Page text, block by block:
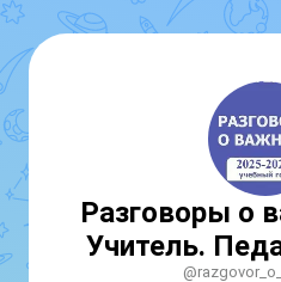
Разговоры о
Учитель.